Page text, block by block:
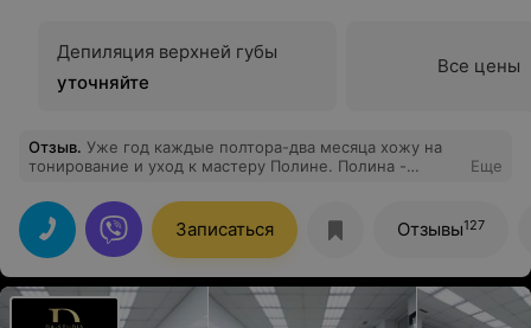
Депиляция верхней губы
уточняйте
Все цены
Отзыв. Уже год каждые полтора-два месяца хожу на
тонирование и уход к мастеру Полине. Полина -
удовольствием делится своими знаниями по уходу за
волосами. Отдельное спасибо хочется сказать
администратору Полине за ее гостеприимство и
прекрасную улыбку. Благодаря этим двум девушкам я
всегда с нетерпением жду следующую мою запись в
Icon. Теперь я ваш постоянный клиент. Спасибо за
красивые волосы и хорошее настроение)
Еще
Записаться Отзывы127